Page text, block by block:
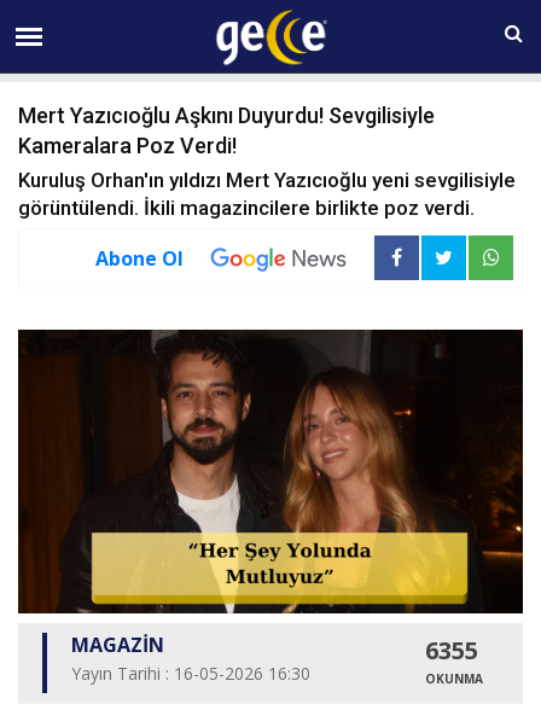
08 AĞUSTOS Cumartesi 17:16
Mert Yazıcıoğlu Aşkını Duyurdu! Sevgilisiyle
Kameralara Poz Verdi!
Kuruluş Orhan'ın yıldızı Mert Yazıcıoğlu yeni sevgilisiyle
görüntülendi. İkili magazincilere birlikte poz verdi.
Abone Ol
MAGAZİN
Yayın Tarihi : 16-05-2026 16:30
6355
OKUNMA